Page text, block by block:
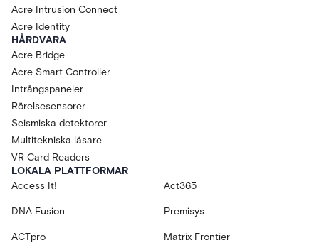
Acre Intrusion Connect
Acre Identity
HÅRDVARA
Acre Bridge
Acre Smart Controller
Intrångspaneler
Rörelsesensorer
Seismiska detektorer
Multitekniska läsare
VR Card Readers
LOKALA PLATTFORMAR
Access It!
Act365
DNA Fusion Premisys
ACTpro Matrix Frontier